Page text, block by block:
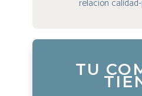
relación
TU